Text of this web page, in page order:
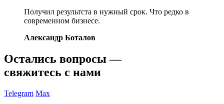
Получил результста в нужный срок. Что редко в
современном бизнесе.
Александр Боталов
Остались вопросы —
свяжитесь с нами
Telegram Max